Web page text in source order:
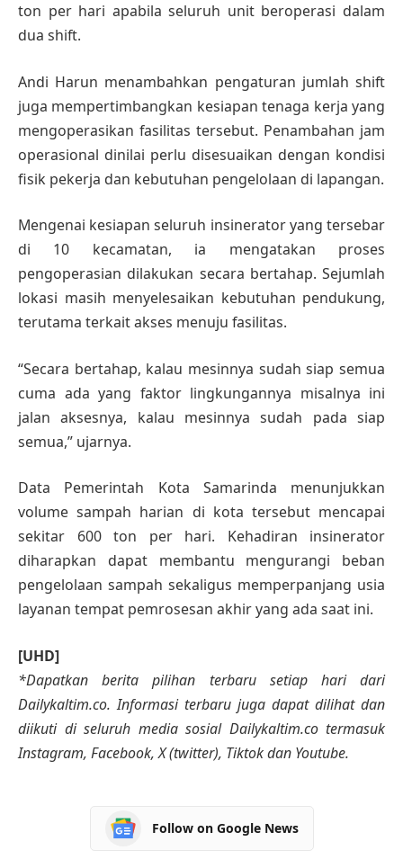
ton per hari apabila seluruh unit beroperasi dalam
dua shift.
Andi Harun menambahkan pengaturan jumlah shift
juga mempertimbangkan kesiapan tenaga kerja yang
mengoperasikan fasilitas tersebut. Penambahan jam
operasional dinilai perlu disesuaikan dengan kondisi
fisik pekerja dan kebutuhan pengelolaan di lapangan.
Mengenai kesiapan seluruh insinerator yang tersebar
di 10 kecamatan, ia mengatakan proses
pengoperasian dilakukan secara bertahap. Sejumlah
lokasi masih menyelesaikan kebutuhan pendukung,
terutama terkait akses menuju fasilitas.
“Secara bertahap, kalau mesinnya sudah siap semua
cuma ada yang faktor lingkungannya misalnya ini
jalan aksesnya, kalau mesinnya sudah pada siap
semua,” ujarnya.
Data Pemerintah Kota Samarinda menunjukkan
volume sampah harian di kota tersebut mencapai
sekitar 600 ton per hari. Kehadiran insinerator
diharapkan dapat membantu mengurangi beban
pengelolaan sampah sekaligus memperpanjang usia
layanan tempat pemrosesan akhir yang ada saat ini.
[UHD]
*Dapatkan berita pilihan terbaru setiap hari dari
Dailykaltim.co. Informasi terbaru juga dapat dilihat dan
diikuti di seluruh media sosial Dailykaltim.co termasuk
Instagram, Facebook, X (twitter), Tiktok dan Youtube.
Follow on Google News